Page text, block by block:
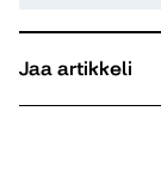
Jaa artikkeli